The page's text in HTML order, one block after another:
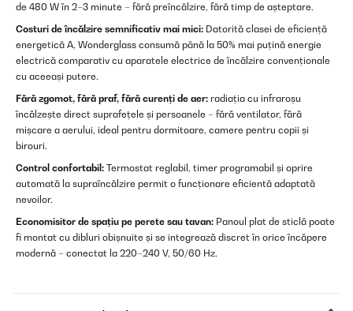
de 480 W în 2–3 minute – fără preîncălzire, fără timp de așteptare.
Costuri de încălzire semnificativ mai mici: Datorită clasei de eficiență
energetică A, Wonderglass consumă până la 50% mai puțină energie
electrică comparativ cu aparatele electrice de încălzire convenționale
cu aceeași putere.
Fără zgomot, fără praf, fără curenți de aer: radiația cu infraroșu
încălzește direct suprafețele și persoanele – fără ventilator, fără
mișcare a aerului, ideal pentru dormitoare, camere pentru copii și
birouri.
Control confortabil: Termostat reglabil, timer programabil și oprire
automată la supraîncălzire permit o funcționare eficientă adaptată
nevoilor.
Economisitor de spațiu pe perete sau tavan: Panoul plat de sticlă poate
fi montat cu dibluri obișnuite și se integrează discret în orice încăpere
modernă – conectat la 220–240 V, 50/60 Hz.